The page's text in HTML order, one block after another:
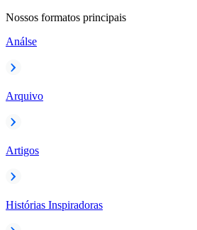
Nossos formatos principais
Análse
Arquivo
Artigos
Histórias Inspiradoras